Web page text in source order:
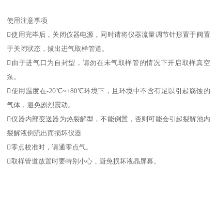
使用注意事项
使用完毕后，关闭仪器电源，同时请将仪器流量调节针形置于阀置
于关闭状态，拔出进气取样管道。
由于进气口为自封型，请勿在未气取样管的情况下开启取样真空
泵。
使用温度在-20℃~+80℃环境下，且环境中不含有足以引起腐蚀的
气体，避免剧烈震动。
仪器内部变送器为热裂解型，不能倒置，否则可能会引起裂解池内
裂解液倒流出而损坏仪器
零点校准时，请通零点气。
取样管道放置时要特别小心，避免损坏液晶屏幕。